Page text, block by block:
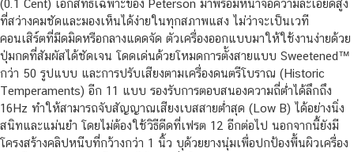
(0.1 Cent) เอกสิทธิ์เฉพาะของ Peterson มาพร้อมหน้าจอความละเอียดสูง
ที่สว่างคมชัดและมองเห็นได้ง่ายในทุกสภาพแสง ไม่ว่าจะเป็นเวที
คอนเสิร์ตที่มืดมิดหรือกลางแดดจัด ตัวเครื่องออกแบบมาให้ใช้งานง่ายด้วย
ปุ่มกดที่สัมผัสได้ชัดเจน โดดเด่นด้วยโหมดการตั้งสายแบบ Sweetened™
กว่า 50 รูปแบบ และการปรับเสียงตามเครื่องดนตรีโบราณ (Historic
Temperaments) อีก 11 แบบ รองรับการตอบสนองความถี่ต่ำได้ลึกถึง
16Hz ทำให้สามารถจับสัญญาณเสียงเบสสายต่ำสุด (Low B) ได้อย่างนิ่ง
สนิทและแม่นยำ โดยไม่ต้องใช้วิธีดีดที่เฟรต 12 อีกต่อไป นอกจากนี้ยังมี
โครงสร้างคลิปหนีบที่กว้างกว่า 1 นิ้ว บุด้วยยางนุ่มเพื่อปกป้องพื้นผิวเครื่อง